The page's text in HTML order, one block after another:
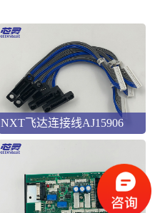
NXT飞达连接线AJ15906